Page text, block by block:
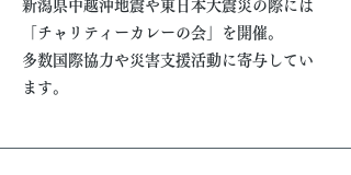
新潟県中越沖地震や東日本大震災の際には
「チャリティーカレーの会」を開催。
多数国際協力や災害支援活動に寄与してい
ます。